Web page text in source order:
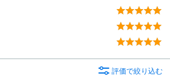
評価で絞り込む